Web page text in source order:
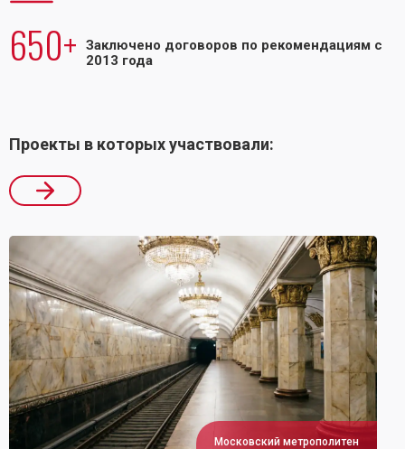
650+
Заключено договоров по рекомендациям с
2013 года
Проекты в которых участвовали:
Московский метрополитен